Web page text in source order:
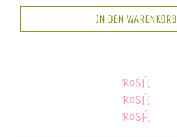
IN DEN WARENKORB
ROSÉ
ROSÉ
ROSÉ